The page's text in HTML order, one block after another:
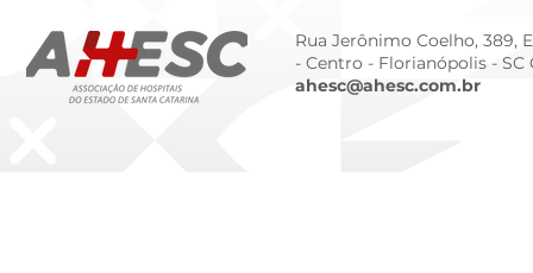
Rua Jerônimo Coelho, 389,
- Centro - Florianópolis - SC
ahesc@ahesc.com.br